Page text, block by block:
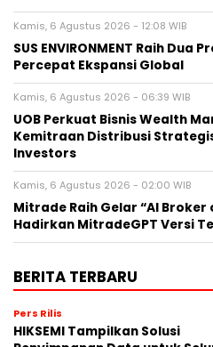
Kamis, 6 Agustus 2026 - 12:08 WIB
SUS ENVIRONMENT Raih Dua
Percepat Ekspansi Global
Kamis, 6 Agustus 2026 - 06:39 WIB
UOB Perkuat Bisnis Wealth
Kemitraan Distribusi
Investors
Kamis, 6 Agustus 2026 - 02:00 WIB
Mitrade Raih Gelar “AI Broker
Hadirkan MitradeGPT Versi
BERITA TERBARU
Pers Rilis
HIKSEMI Tampilkan Solusi